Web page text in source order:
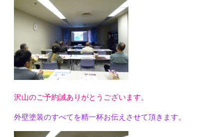
沢山のご予約誠ありがとうございます。
外壁塗装のすべてを精一杯お伝えさせて頂きます。